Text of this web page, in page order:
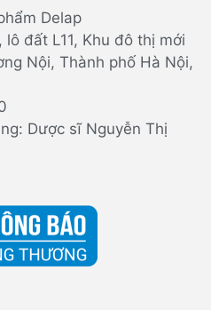
Delap
đất L11, Khu đô thị mới
Nội, Thành phố Hà Nội,
Dược sĩ Nguyễn Thị